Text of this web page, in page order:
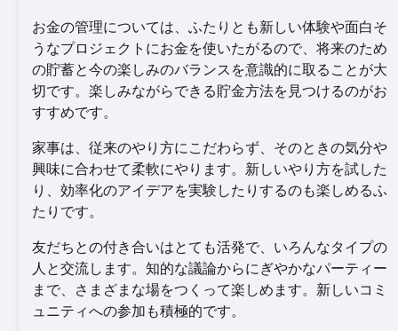
お金の管理については、ふたりとも新しい体験や面白そ
うなプロジェクトにお金を使いたがるので、将来のため
の貯蓄と今の楽しみのバランスを意識的に取ることが大
切です。楽しみながらできる貯金方法を見つけるのがお
すすめです。
家事は、従来のやり方にこだわらず、そのときの気分や
興味に合わせて柔軟にやります。新しいやり方を試した
り、効率化のアイデアを実験したりするのも楽しめるふ
たりです。
友だちとの付き合いはとても活発で、いろんなタイプの
人と交流します。知的な議論からにぎやかなパーティー
まで、さまざまな場をつくって楽しめます。新しいコミ
ュニティへの参加も積極的です。